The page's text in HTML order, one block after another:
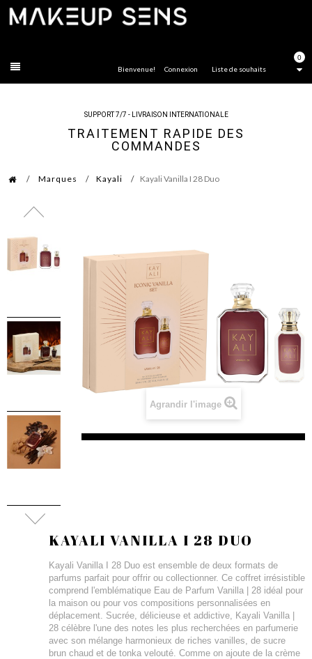
0
Liste de souhaits
Bienvenue! Connexion
SUPPORT 7/7 - LIVRAISON INTERNATIONALE
TRAITEMENT RAPIDE DES
COMMANDES
Marques Kayali Kayali Vanilla I 28 Duo
Agrandir l'image
KAYALI VANILLA I 28 DUO
Kayali Vanilla I 28 Duo est ensemble de deux formats de
parfums parfait pour offrir ou collectionner. Ce coffret irrésistible
comprend l'emblématique Eau de Parfum Vanilla | 28 idéal pour
la maison ou pour vos compositions personnalisées en
déplacement. Sucrée, délicieuse et addictive, Kayali Vanilla |
28 célèbre l'une des notes les plus recherchées en parfumerie
avec son mélange harmonieux de riches vanilles, de sucre
brun chaud et de tonka velouté. Comme on ajoute de la crème